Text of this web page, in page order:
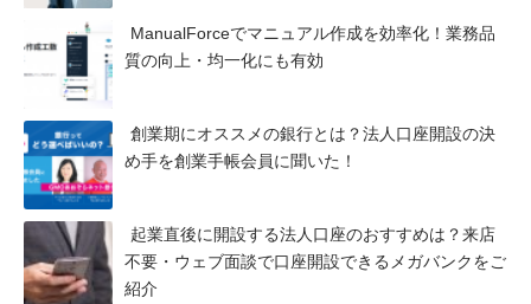
ManualForceでマニュアル作成を効率化！業務品
質の向上・均一化にも有効
創業期にオススメの銀行とは？法人口座開設の決
め手を創業手帳会員に聞いた！
起業直後に開設する法人口座のおすすめは？来店
不要・ウェブ面談で口座開設できるメガバンクをご
紹介